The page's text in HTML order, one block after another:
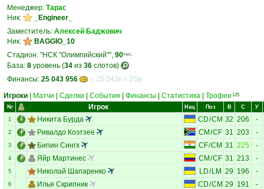
Менеджер: Тарас
Ник:
_Engineer_
Заместитель: Алексей Баджович
Ник:
BAGGIO_10
Стадион: "НСК "Олимпийский"", 90тыс.
База: 8 уровень (34 из 36 слотов)
Финансы: 25 043 956
= 25 043к = 25м
Игроки
Матчи Сделки События Финансы Статистика Трофеи 125
№ Игрок Нац Поз В С У
1 Никита Бурда CD/CM 32 206 -
2 Ривалдо Коэтзее CM /CF 31 203 -
3 Бипин Сингх CF/CM 31 225 -
4 Яйр Мартинес CM /CF 31 213 -
5 Николай Шапаренко LD/ LM 29 196 -
6 Илья Скрипник CD/CM 29 191 -